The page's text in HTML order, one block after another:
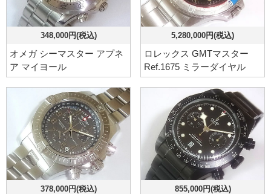
348,000円(税込)
オメガ シーマスター アプネ
ア マイヨール
5,280,000円(税込)
ロレックス GMTマスター
Ref.1675 ミラーダイヤル
378,000円(税込) 855,000円(税込)